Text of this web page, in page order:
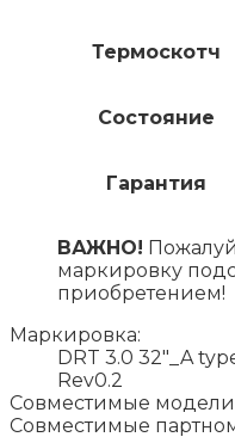
Термоскотч
Состояние
Гарантия
ВАЖНО!
маркировку
приобретением!
Маркировка:
DRT 3.0 32"_A
Rev0.2
Совместимые модели
Совместимые